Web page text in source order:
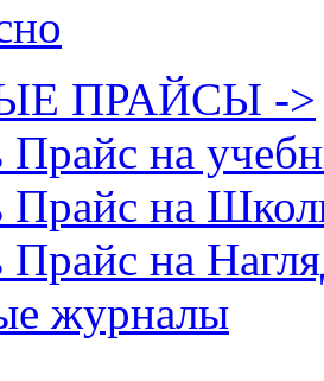
ПРАЙСЫ ->
Прайс на
Прайс на
Прайс на
журналы